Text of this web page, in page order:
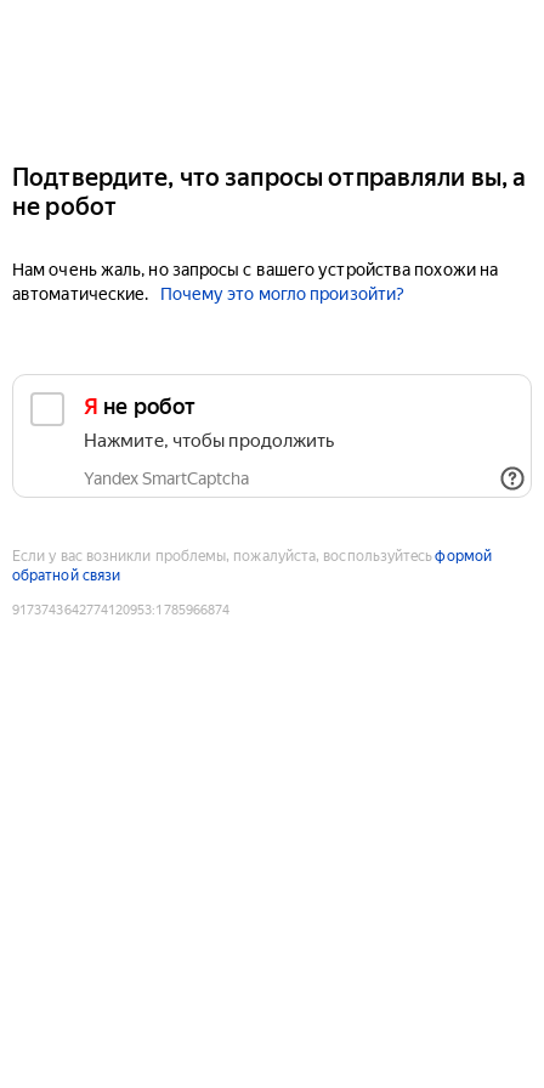
Подтвердите, что запросы отправляли вы, а
не робот
Нам очень жаль, но запросы с вашего устройства похожи на
автоматические.
Почему это могло произойти?
Я не робот
Нажмите, чтобы продолжить
Yandex SmartCaptcha
Если у вас возникли проблемы, пожалуйста, воспользуйтесьформой
обратной связи
9173743642774120953:1785966874